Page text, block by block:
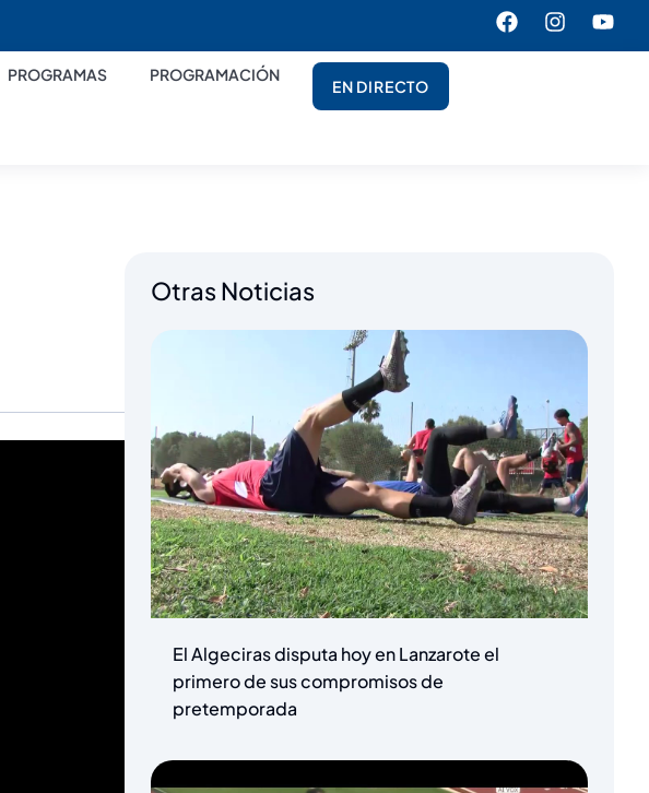
PROGRAMAS PROGRAMACIÓN
EN DIRECTO
Otras Noticias
El Algeciras disputa hoy en Lanzarote el
primero de sus compromisos de
pretemporada